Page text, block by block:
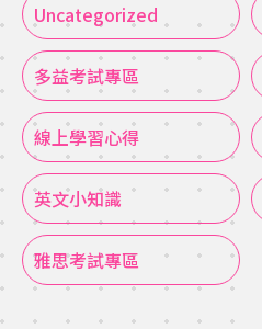
Uncategorized
多益考試專區
線上學習心得
英文小知識
雅思考試專區